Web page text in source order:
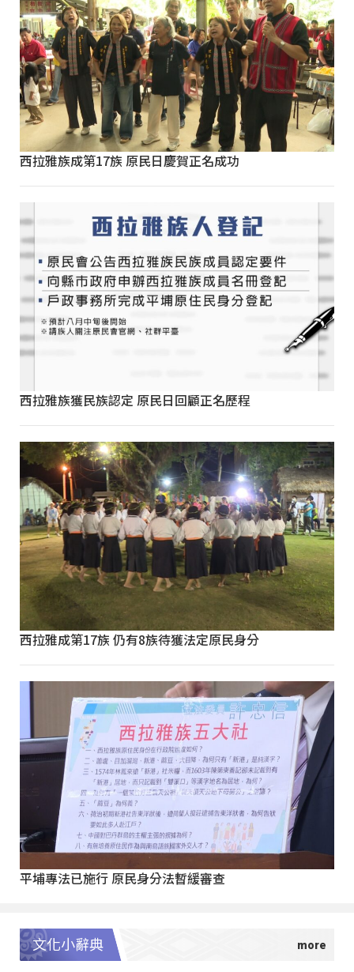
西拉雅族成第17族 原民日慶賀正名成功
西拉雅族獲民族認定 原民日回顧正名歷程
西拉雅成第17族 仍有8族待獲法定原民身分
平埔專法已施行 原民身分法暫緩審查
文化小辭典